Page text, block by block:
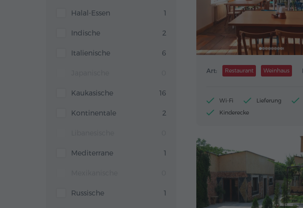
Halal-Essen 1
Indische 2
Italienische 6
Kaukasische 16
Kontinentale 2
Mediterrane 1
Russische 1
Art: Restaurant Weinhaus
Wi-Fi Lieferung
Kinderecke